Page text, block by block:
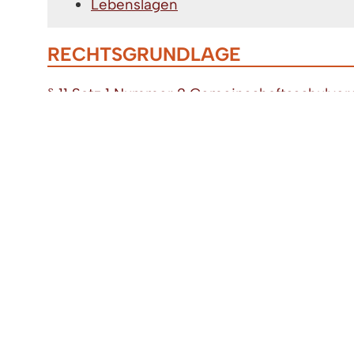
Lebenslagen
RECHTSGRUNDLAGE
§ 11 Satz 1 Nummer 2